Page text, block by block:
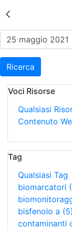
Ricerca
Voci Risorse
Qualsiasi
Contenuto
Tag
Qualsiasi Tag
biomarcatori
bisfenolo a (5)
contaminanti